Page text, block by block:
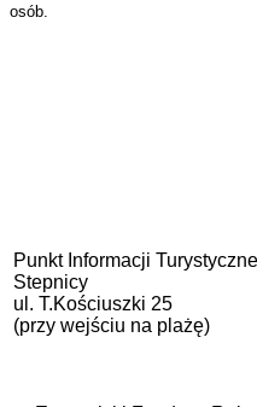
osób.
Punkt Informacji
Stepnicy
ul. T.Kościuszki 25
(przy wejściu na plażę)